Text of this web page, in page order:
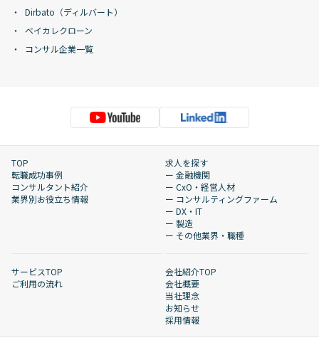
Dirbato（ディルバート）
ベイカレクローン
コンサル企業一覧
TOP
転職成功事例
コンサルタント紹介
業界別お役立ち情報
求人を探す
ー 金融機関
ー CxO・経営人材
ー コンサルティングファーム
ー DX・IT
ー 製造
ー その他業界・職種
サービスTOP
ご利用の流れ
会社紹介TOP
会社概要
当社理念
お知らせ
採用情報